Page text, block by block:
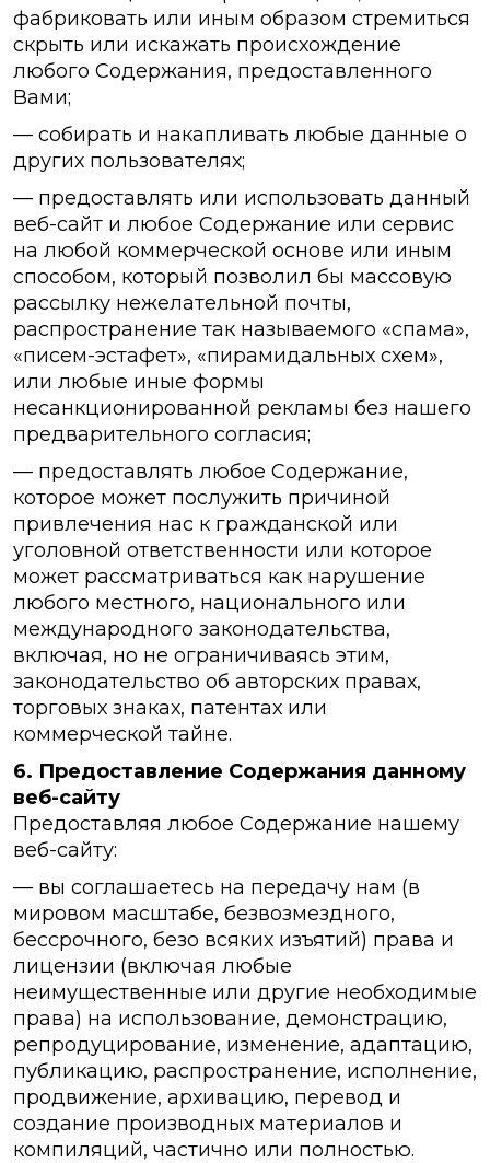
фабриковать или иным образом стремиться
скрыть или искажать происхождение
любого Содержания, предоставленного
Вами;
— собирать и накапливать любые данные о
других пользователях;
— предоставлять или использовать данный
веб-сайт и любое Содержание или сервис
на любой коммерческой основе или иным
способом, который позволил бы массовую
рассылку нежелательной почты,
распространение так называемого «спама»,
«писем-эстафет», «пирамидальных схем»,
или любые иные формы
несанкционированной рекламы без нашего
предварительного согласия;
— предоставлять любое Содержание,
которое может послужить причиной
привлечения нас к гражданской или
уголовной ответственности или которое
может рассматриваться как нарушение
любого местного, национального или
международного законодательства,
включая, но не ограничиваясь этим,
законодательство об авторских правах,
торговых знаках, патентах или
коммерческой тайне.
6. Предоставление Содержания данному
веб-сайту
Предоставляя любое Содержание нашему
веб-сайту:
— вы соглашаетесь на передачу нам (в
мировом масштабе, безвозмездного,
бессрочного, безо всяких изъятий) права и
лицензии (включая любые
неимущественные или другие необходимые
права) на использование, демонстрацию,
репродуцирование, изменение, адаптацию,
публикацию, распространение, исполнение,
продвижение, архивацию, перевод и
создание производных материалов и
компиляций, частично или полностью.